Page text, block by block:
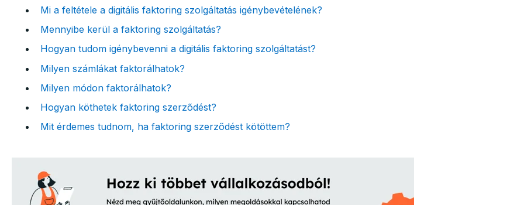
Mi a feltétele a digitális faktoring szolgáltatás igénybevételének?
Mennyibe kerül a faktoring szolgáltatás?
Hogyan tudom igénybevenni a digitális faktoring szolgáltatást?
Milyen számlákat faktorálhatok?
Milyen módon faktorálhatok?
Hogyan köthetek faktoring szerződést?
Mit érdemes tudnom, ha faktoring szerződést kötöttem?